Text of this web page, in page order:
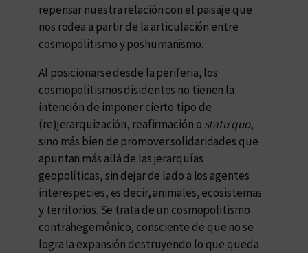
repensar nuestra relación con el paisaje que
nos rodea a partir de la articulación entre
cosmopolitismo y poshumanismo.
Al posicionarse desde la periferia, los
cosmopolitismos disidentes no tienen la
intención de imponer cierto tipo de
(re)jerarquización, reafirmación o statu quo,
sino más bien de promover solidaridades que
apuntan más allá de las jerarquías
geopolíticas, sin dejar de lado a los agentes
interespecies, es decir, animales, ecosistemas
y territorios. Se trata de un cosmopolitismo
contrahegemónico, consciente de que no se
logra la expansión destruyendo lo que queda